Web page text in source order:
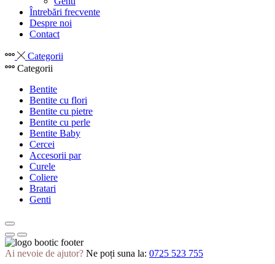
Întrebări frecvente
Despre noi
Contact
Categorii
Categorii
Bentite
Bentite cu flori
Bentite cu pietre
Bentite cu perle
Bentite Baby
Cercei
Accesorii par
Curele
Coliere
Bratari
Genti
Ai nevoie de ajutor? Ne poți suna la: 0725 523 755